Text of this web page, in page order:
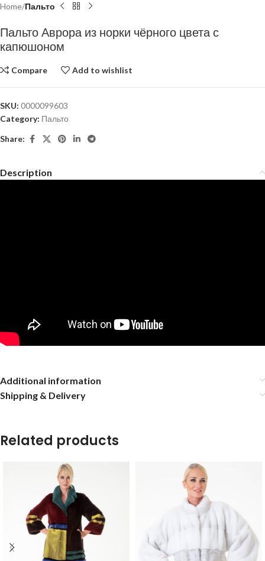
Home Пальто
Пальто Аврора из норки чёрного цвета с
капюшоном
Compare Add to wishlist
SKU: 0000099603
Category: Пальто
Share:
Description
Additional information
Shipping & Delivery
Related products